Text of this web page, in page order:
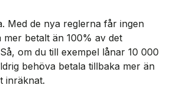
Med de nya reglerna får ingen
betalt än 100% av det
om du till exempel lånar 10 000
behöva betala tillbaka mer än
inräknat.